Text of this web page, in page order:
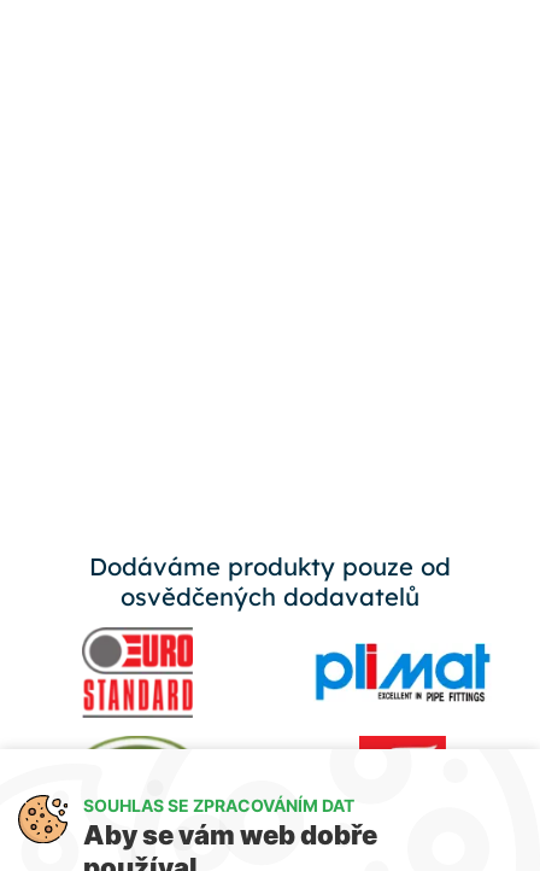
Dodáváme produkty pouze od
osvědčených dodavatelů
SOUHLAS SE ZPRACOVÁNÍM DAT
Aby se vám web dobře